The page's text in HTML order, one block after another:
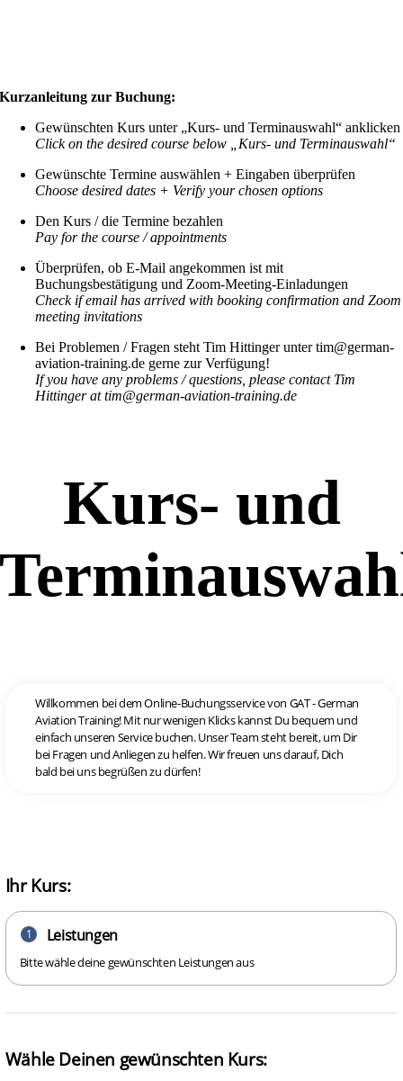
Kurzanleitung zur Buchung:
Gewünschten Kurs unter „Kurs- und Terminauswahl“ anklicken
Click on the desired course below „Kurs- und Terminauswahl“
Gewünschte Termine auswählen + Eingaben überprüfen
Choose desired dates + Verify your chosen options
Den Kurs / die Termine bezahlen
Pay for the course / appointments
Überprüfen, ob E-Mail angekommen ist mit
Buchungsbestätigung und Zoom-Meeting-Einladungen
Check if email has arrived with booking confirmation and Zoom
meeting invitations
Bei Problemen / Fragen steht Tim Hittinger unter tim@german-
aviation-training.de gerne zur Verfügung!
If you have any problems / questions, please contact Tim
Hittinger at tim@german-aviation-training.de
Kurs- und